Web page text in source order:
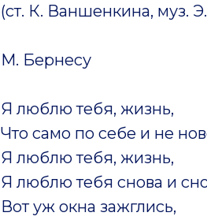
(ст. К. Ваншенкина, муз.
М. Бернесу
Я люблю тебя, жизнь,
Что само по себе и не
Я люблю тебя, жизнь,
Я люблю тебя снова и
Вот уж окна зажглись,